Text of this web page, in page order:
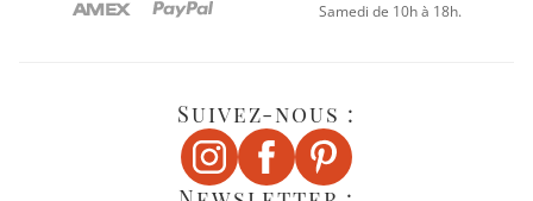
Samedi de 10h à 18h.
Suivez-nous :